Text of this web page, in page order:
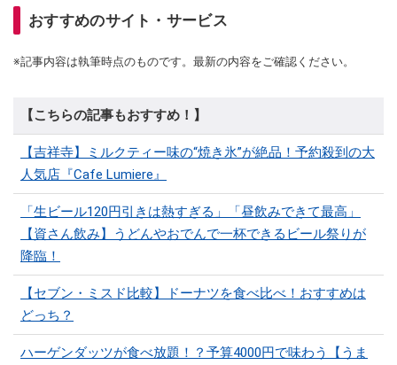
おすすめのサイト・サービス
※記事内容は執筆時点のものです。最新の内容をご確認ください。
【こちらの記事もおすすめ！】
【吉祥寺】ミルクティー味の“焼き氷”が絶品！予約殺到の大
人気店『Cafe Lumiere』
「生ビール120円引きは熱すぎる」「昼飲みできて最高」
【資さん飲み】うどんやおでんで一杯できるビール祭りが
降臨！
【セブン・ミスド比較】ドーナツを食べ比べ！おすすめは
どっち？
ハーゲンダッツが食べ放題！？予算4000円で味わう【うま